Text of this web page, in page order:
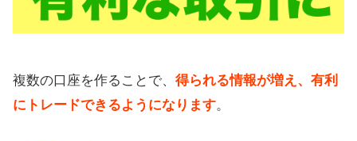
複数の口座を作ることで、 得られる情報が増え、有利
にトレードできるようになります。